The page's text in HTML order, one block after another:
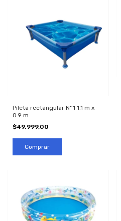
Pileta rectangular N°1 1.1 m x
0.9 m
$49.999,00